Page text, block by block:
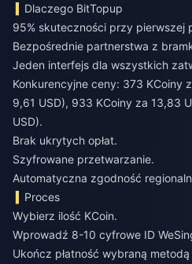
Dlaczego BitTopup
95% skuteczności przy pierwszej
Bezpośrednie partnerstwa z
Jeden interfejs dla wszystkich
Konkurencyjne ceny: 373 KCoiny
9,61 USD), 933 KCoiny za 13,83
USD).
Brak ukrytych opłat.
Szyfrowane przetwarzanie.
Automatyczna zgodność
Proces
Wybierz ilość KCoin.
Wprowadź 8-10 cyfrowe ID
Ukończ płatność wybraną